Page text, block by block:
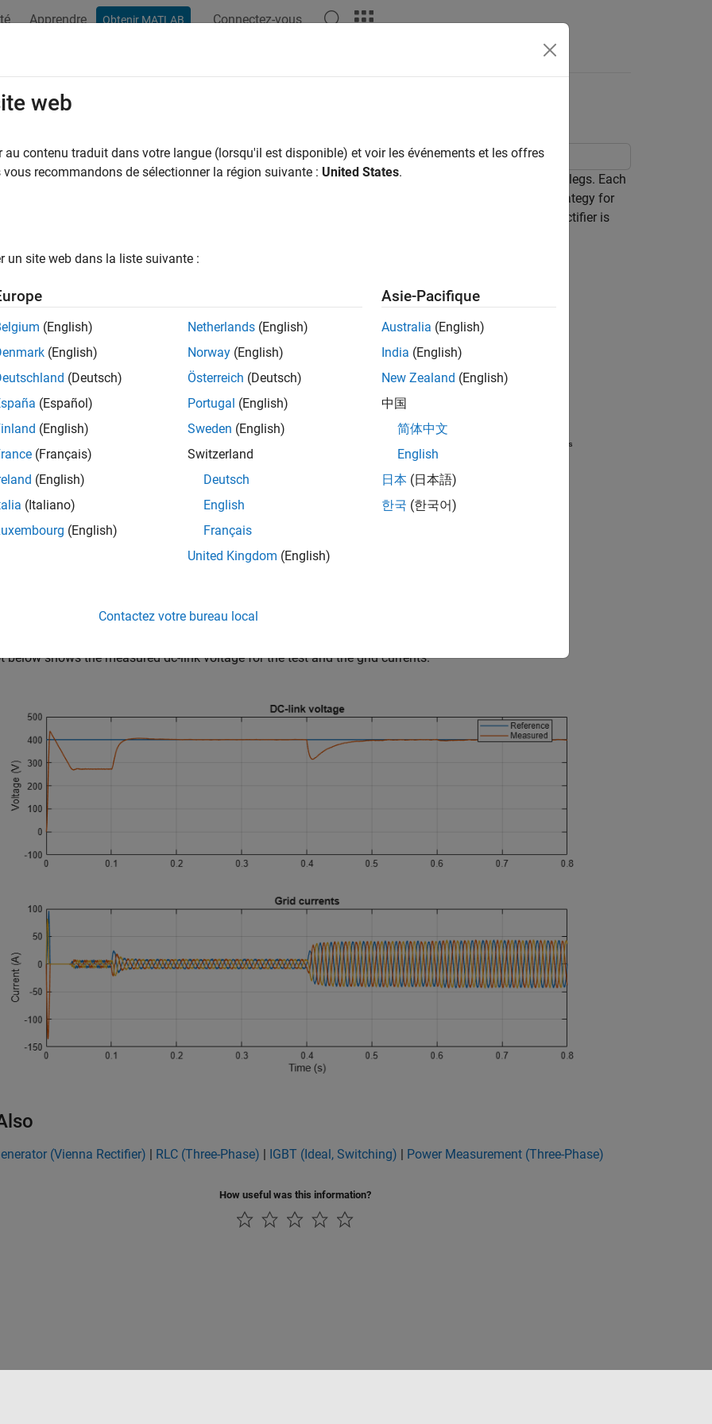
Apprendre Obtenir MATLAB Connectez-vous
Rectifier Control
shows how to control a Vienna rectifier. The Vienna rectifier subsystem consists of three-phase legs. Each
one power switch and six power diodes. The Control subsystem implements a closed-loop control strategy for
rectifier using space-vector modulation. Total simulation time is 0.1 s. At time 0.1 s, the Vienna Rectifier is
below shows the measured dc-link voltage for the test and the grid currents.
(Vienna Rectifier) | RLC (Three-Phase) | IGBT (Ideal, Switching) | Power Measurement (Three-Phase)
How useful was this information?
web
au contenu traduit dans votre langue (lorsqu'il est disponible) et voir les événements et les offres
vous recommandons de sélectionner la région suivante : United States.
un site web dans la liste suivante :
(English)
(English)
(Deutsch)
(Español)
(English)
(Français)
(English)
(Italiano)
(English)
Netherlands (English)
Norway (English)
Österreich (Deutsch)
Portugal (English)
Sweden (English)
Switzerland
Deutsch
English
Français
United Kingdom (English)
Asie-Pacifique
Australia (English)
India (English)
New Zealand (English)
中国
简体中文
English
日本 (日本語)
한국 (한국어)
Contactez votre bureau local